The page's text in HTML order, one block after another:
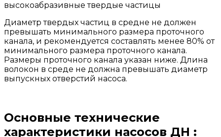
высокоабразивные твердые частицы
Диаметр твердых частиц в средне не должен
превышать минимального размера проточного
канала, и рекомендуется составлять менее 80% от
минимального размера проточного канала.
Размеры проточного канала указан ниже. Длина
волокон в среде не должна превышать диаметр
выпускных отверстий насоса.
Основные технические
характеристики насосов ДН :